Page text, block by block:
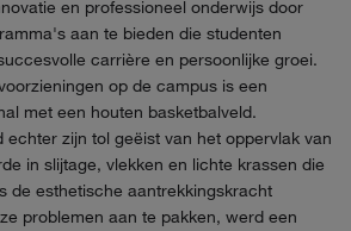
en professioneel onderwijs door
aan te bieden die studenten
carrière en persoonlijke groei.
op de campus is een
met een houten basketbalveld.
echter zijn tol geëist van het oppervlak van
in slijtage, vlekken en lichte krassen die
de esthetische aantrekkingskracht
problemen aan te pakken, werd een